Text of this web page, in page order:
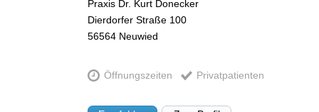
Praxis Dr. Kurt Donecker
Dierdorfer Straße 100
56564 Neuwied
Öffnungszeiten Privatpatienten